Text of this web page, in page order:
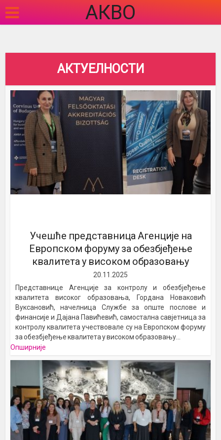
АКВО
АКТУЕЛНОСТИ
Учешће представница Агенције на
Европском форуму за обезбјеђење
квалитета у високом образовању
20.11.2025
Представнице Агенције за контролу и обезбјеђење
квалитета високог образовања, Гордана Новаковић
Вуксановић, начелница Службе за опште послове и
финансије и Дајана Павићевић, самостална савјетница за
контролу квалитета учествовале су на Европском форуму
за обезбјеђење квалитета у високом образовању...
Опширније